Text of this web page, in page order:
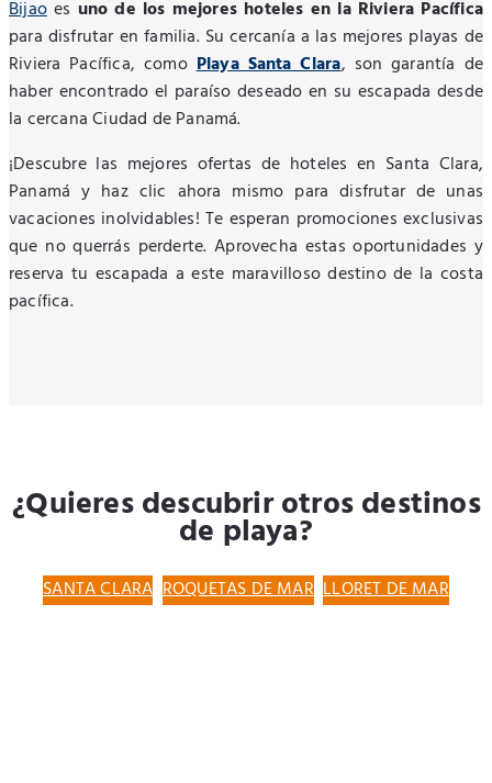
Bijao es uno de los mejores hoteles en la Riviera Pacífica
para disfrutar en familia. Su cercanía a las mejores playas de
Riviera Pacífica, comoPlaya Santa Clara, son garantía de
haber encontrado el paraíso deseado en su escapada desde
la cercana Ciudad de Panamá.
¡Descubre las mejores ofertas de hoteles en Santa Clara,
Panamá y haz clic ahora mismo para disfrutar de unas
vacaciones inolvidables! Te esperan promociones exclusivas
que no querrás perderte. Aprovecha estas oportunidades y
reserva tu escapada a este maravilloso destino de la costa
pacífica.
¿Quieres descubrir otros destinos
de playa?
SANTA CLARA ROQUETAS DE MAR LLORET DE MAR